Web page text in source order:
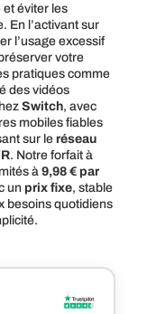
éviter les
En l’activant sur
l’usage excessif
votre
pratiques comme
des vidéos
Switch, avec
mobiles fiables
sur le réseau
. Notre forfait à
à 9,98 € par
un prix fixe, stable
besoins quotidiens